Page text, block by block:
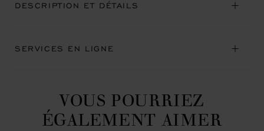
DESCRIPTION ET DÉTAILS
SERVICES EN LIGNE
VOUS POURRIEZ
ÉGALEMENT AIMER